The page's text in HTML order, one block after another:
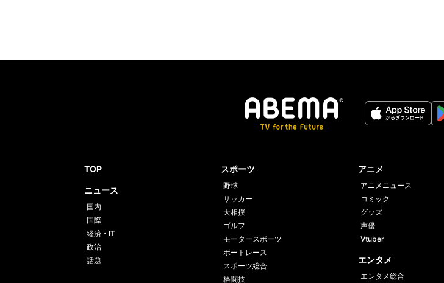
TOP
ニュース
国内
国際
経済・IT
政治
話題
スポーツ
野球
サッカー
大相撲
ゴルフ
モータースポーツ
ボートレース
スポーツ総合
格闘技
アニメ
アニメニュース
コミック
グッズ
声優
Vtuber
エンタメ
エンタメ総合